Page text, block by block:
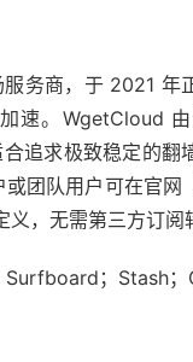
务商，于 2021 年
速。WgetCloud
追求极致稳定的翻
团队用户可在官网
，无需第三方订阅
；Stash